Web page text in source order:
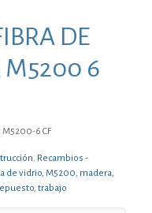
DE
M5200 6
6 CF
, Recambios -
de vidrio, M5200, madera,
, trabajo